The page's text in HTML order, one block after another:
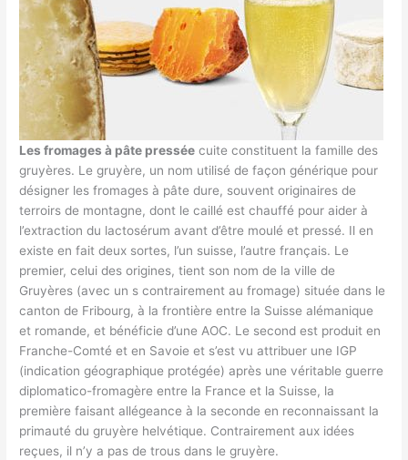
Les fromages à pâte pressée cuite constituent la famille des
gruyères. Le gruyère, un nom utilisé de façon générique pour
désigner les fromages à pâte dure, souvent originaires de
terroirs de montagne, dont le caillé est chauffé pour aider à
l’extraction du lactosérum avant d’être moulé et pressé. Il en
existe en fait deux sortes, l’un suisse, l’autre français. Le
premier, celui des origines, tient son nom de la ville de
Gruyères (avec un s contrairement au fromage) située dans le
canton de Fribourg, à la frontière entre la Suisse alémanique
et romande, et bénéficie d’une AOC. Le second est produit en
Franche-Comté et en Savoie et s’est vu attribuer une IGP
(indication géographique protégée) après une véritable guerre
diplomatico-fromagère entre la France et la Suisse, la
première faisant allégeance à la seconde en reconnaissant la
primauté du gruyère helvétique. Contrairement aux idées
reçues, il n’y a pas de trous dans le gruyère.